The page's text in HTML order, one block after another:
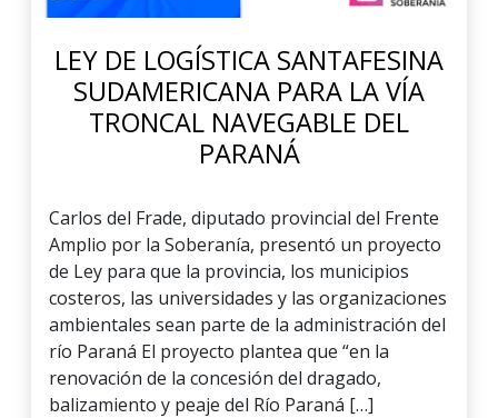
LEY DE LOGÍSTICA SANTAFESINA
SUDAMERICANA PARA LA VÍA
TRONCAL NAVEGABLE DEL
PARANÁ
Carlos del Frade, diputado provincial del Frente
Amplio por la Soberanía, presentó un proyecto
de Ley para que la provincia, los municipios
costeros, las universidades y las organizaciones
ambientales sean parte de la administración del
río Paraná El proyecto plantea que “en la
renovación de la concesión del dragado,
balizamiento y peaje del Río Paraná […]